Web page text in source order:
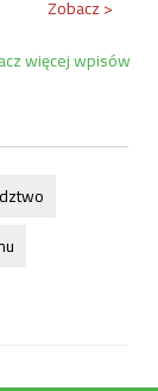
Zobacz >
więcej wpisów